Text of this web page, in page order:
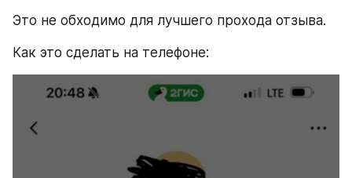
Это не обходимо для лучшего прохода отзыва.
Как это сделать на телефоне: